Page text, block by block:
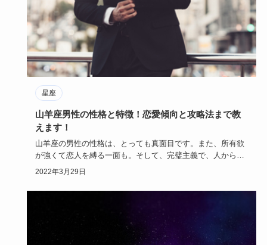
星座
山羊座男性の性格と特徴！恋愛傾向と攻略法まで教
えます！
山羊座の男性の性格は、とっても真面目です。また、所有欲
が強くて恋人を縛る一面も。そして、完璧主義で、人から笑
われることが苦…
2022年3月29日